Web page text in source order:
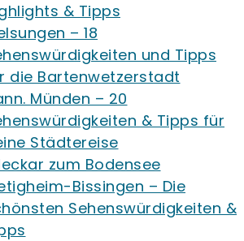
& Tipps
– 18
und Tipps
die Bartenwetzerstadt
Münden – 20
& Tipps für
Städtereise
zum Bodensee
Bissingen – Die
Sehenswürdigkeiten &